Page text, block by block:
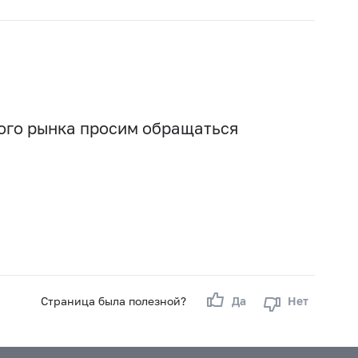
рынка просим обращаться
Страница была полезной? Да Нет